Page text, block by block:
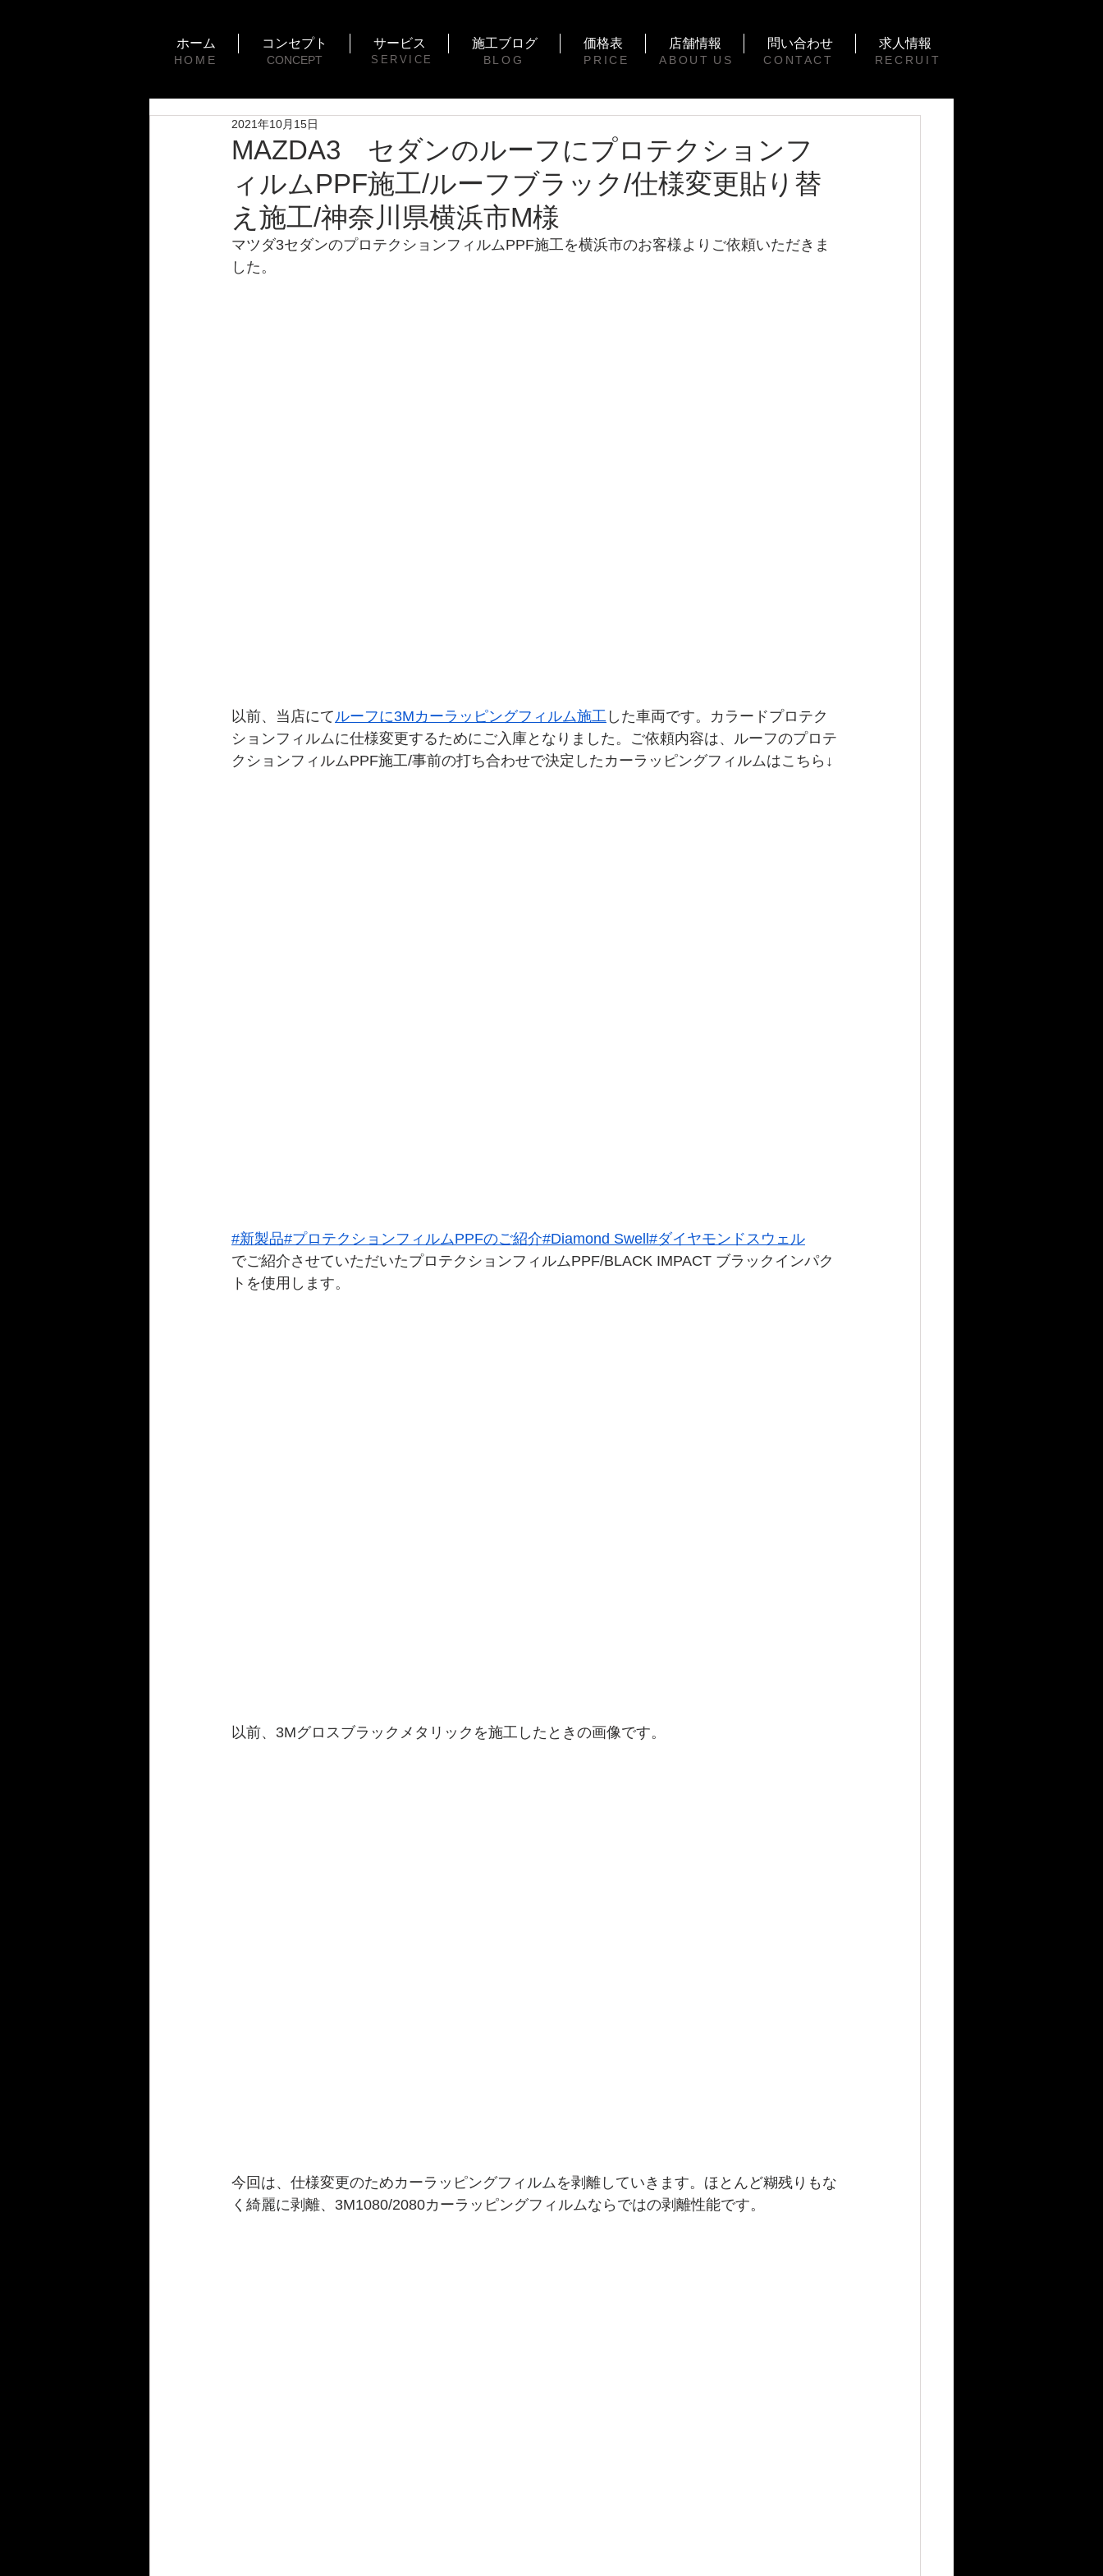
ホーム コンセプト サービス 施工ブログ 価格表 店舗情報 問い合わせ 求人情報
HOME CONCEPT SERVICE BLOG PRICE ABOUT US CONTACT RECRUIT
MAZDA3 セダンのルーフにプロテクションフ
ィルムPPF施工/ルーフブラック/仕様変更貼り替
え施工/神奈川県横浜市M様
2021年10月15日
マツダ3セダンのプロテクションフィルムPPF施工を横浜市のお客様よりご依頼いただきま
した。
以前、当店にてルーフに3Mカーラッピングフィルム施工 した車両です。カラードプロテク
ションフィルムに仕様変更するためにご入庫となりました。ご依頼内容は、ルーフのプロテ
クションフィルムPPF施工/事前の打ち合わせで決定したカーラッピングフィルムはこちら↓
#新製品#プロテクションフィルムPPFのご紹介#Diamond Swell#ダイヤモンドスウェル
でご紹介させていただいたプロテクションフィルムPPF/BLACK IMPACT ブラックインパク
トを使用します。
以前、3Mグロスブラックメタリックを施工したときの画像です。
今回は、仕様変更のためカーラッピングフィルムを剥離していきます。ほとんど糊残りもな
く綺麗に剥離、3M1080/2080カーラッピングフィルムならではの剥離性能です。